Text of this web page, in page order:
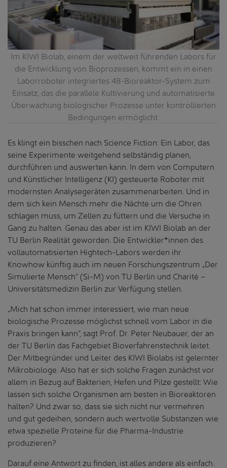
Im KIWI Biolab, einem der weltweit führenden Labors für
die Entwicklung von Bioprozessen, kommt ein in einen
Laborroboter integriertes 48-Bioreaktor-System zum
Einsatz, das die parallele Kultivierung und automatisierte
Überwachung biologischer Prozesse unter kontrollierten
Bedingungen ermöglicht.
Es klingt ein bisschen nach Science Fiction: Ein Labor, das
seine Experimente weitgehend selbständig planen,
durchführen und auswerten kann. In dem von Computern
und Künstlicher Intelligenz (KI) gesteuerte Roboter mit
modernsten Analysegeräten zusammenarbeiten. Und in
dem sich kein Mensch mehr die Nächte um die Ohren
schlagen muss, um Zellen zu füttern und die Versuche in
Gang zu halten. Genau das aber ist im KIWI Biolab an der
TU Berlin Realität geworden. Die Entwickler*innen des
vollautomatisierten Hightech-Labors werden ihr
Knowhow künftig auch im neuen Forschungszentrum „Der
Simulierte Mensch“ (Si-M) von TU Berlin und Charité –
Universitätsmedizin Berlin zur Verfügung stellen.
„Mich hat schon immer interessiert, wie man neue
biologische Prozesse möglichst schnell vom Labor in die
Praxis bringen kann“, sagt Prof. Dr. Peter Neubauer, der an
der TU Berlin das Fachgebiet Bioverfahrenstechnik leitet.
Der Mitbegründer und Leiter des KIWI Biolabs ist gelernter
Mikrobiologe. Also hat er sich solche Fragen zunächst vor
allem in Bezug auf Bakterien, Hefen und Pilze gestellt: Wie
lassen sich solche Organismen am besten in Bioreaktoren
halten? Und zwar so, dass sie sich nicht nur vermehren
und gut gedeihen, sondern auch wertvolle Substanzen wie
etwa spezielle Proteine für die Pharma-Industrie
produzieren?
Darauf eine Antwort zu finden, ist alles andere als einfach.